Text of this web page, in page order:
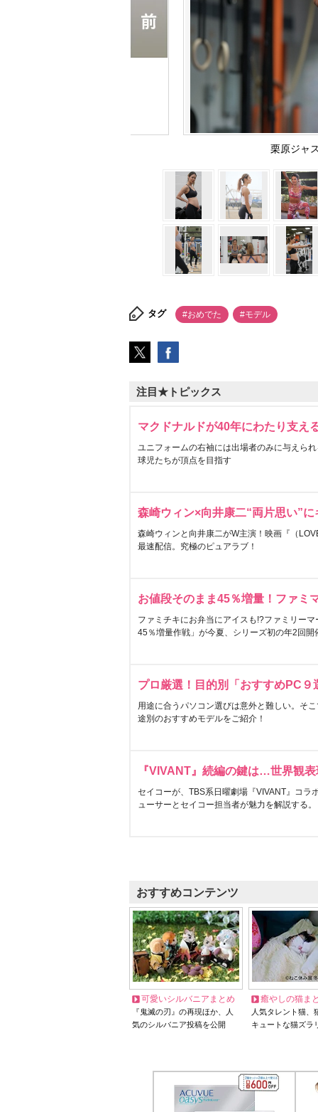
栗原ジャ
タグ #おめでた #モデル
注目★トピックス
マクドナルドが40年にわたり支え
ユニフォームの右袖には出場者のみに与えら
球児たちが頂点を目指す
森崎ウィン×向井康二“両片思い”
森崎ウィンと向井康二がW主演！映画『（
最速配信。究極のピュアラブ！
お値段そのまま45％増量！ファミ
ファミチキにお弁当にアイスも!?ファミリー
45％増量作戦」が今夏、シリーズ初の年2回開
プロ厳選！目的別「おすすめPC９
用途に合うパソコン選びは意外と難しい。そ
途別のおすすめモデルをご紹介！
『VIVANT』続編の鍵は…世界観
セイコーが、TBS系日曜劇場『VIVANT』コラ
ューサーとセイコー担当者が魅力を解説する。
おすすめコンテンツ
可愛いシルバニアまとめ
『鬼滅の刃』の再現ほか、人
気のシルバニア投稿を公開
癒やしの猫ま
人気タレント猫
キュートな猫ズラ